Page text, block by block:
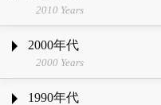
2010 Years
2000年代
2000 Years
1990年代